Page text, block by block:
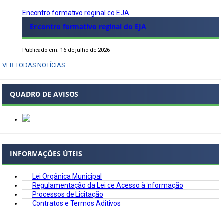
Encontro formativo reginal do EJA
Encontro formativo reginal do EJA
Publicado em: 16 de julho de 2026
VER TODAS NOTÍCIAS
QUADRO DE AVISOS
INFORMAÇÕES ÚTEIS
Lei Orgânica Municipal
Regulamentação da Lei de Acesso à Informação
Processos de Licitação
Contratos e Termos Aditivos